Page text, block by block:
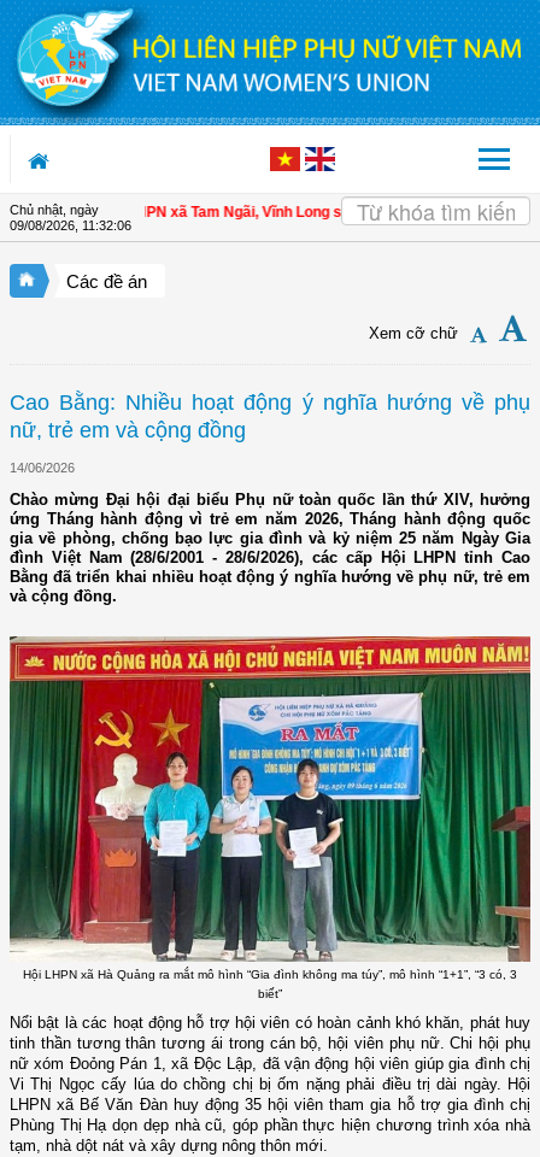
Truy cập nội dung luôn
Chủ nhật, ngày
09/08/2026, 11:32:07
viên | Hội LHPN xã Tam Ngãi, Vĩnh Long sơ kết công tác Hội và phong trào
Các đề án
Xem cỡ chữ
Cao Bằng: Nhiều hoạt động ý nghĩa hướng về phụ
nữ, trẻ em và cộng đồng
14/06/2026
Chào mừng Đại hội đại biểu Phụ nữ toàn quốc lần thứ XIV, hưởng
ứng Tháng hành động vì trẻ em năm 2026, Tháng hành động quốc
gia về phòng, chống bạo lực gia đình và kỷ niệm 25 năm Ngày Gia
đình Việt Nam (28/6/2001 - 28/6/2026), các cấp Hội LHPN tỉnh Cao
Bằng đã triển khai nhiều hoạt động ý nghĩa hướng về phụ nữ, trẻ em
và cộng đồng.
Hội LHPN xã Hà Quảng ra mắt mô hình “Gia đình không ma túy”, mô hình “1+1”, “3 có, 3
biết”
Nổi bật là các hoạt động hỗ trợ hội viên có hoàn cảnh khó khăn, phát huy
tinh thần tương thân tương ái trong cán bộ, hội viên phụ nữ. Chi hội phụ
nữ xóm Đoỏng Pán 1, xã Độc Lập, đã vận động hội viên giúp gia đình chị
Vi Thị Ngọc cấy lúa do chồng chị bị ốm nặng phải điều trị dài ngày. Hội
LHPN xã Bế Văn Đàn huy động 35 hội viên tham gia hỗ trợ gia đình chị
Phùng Thị Hạ dọn dẹp nhà cũ, góp phần thực hiện chương trình xóa nhà
tạm, nhà dột nát và xây dựng nông thôn mới.